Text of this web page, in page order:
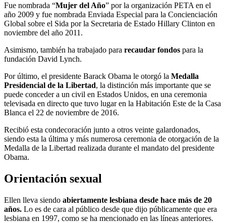
Fue nombrada “Mujer del Año” por la organización PETA en el
año 2009 y fue nombrada Enviada Especial para la Concienciación
Global sobre el Sida por la Secretaria de Estado Hillary Clinton en
noviembre del año 2011.
Asimismo, también ha trabajado para recaudar fondos para la
fundación David Lynch.
Por último, el presidente Barack Obama le otorgó la Medalla
Presidencial de la Libertad, la distinción más importante que se
puede conceder a un civil en Estados Unidos, en una ceremonia
televisada en directo que tuvo lugar en la Habitación Este de la Casa
Blanca el 22 de noviembre de 2016.
Recibió esta condecoración junto a otros veinte galardonados,
siendo esta la última y más numerosa ceremonia de otorgación de la
Medalla de la Libertad realizada durante el mandato del presidente
Obama.
Orientación sexual
Ellen lleva siendo abiertamente lesbiana desde hace más de 20
años. Lo es de cara al público desde que dijo públicamente que era
lesbiana en 1997, como se ha mencionado en las líneas anteriores.